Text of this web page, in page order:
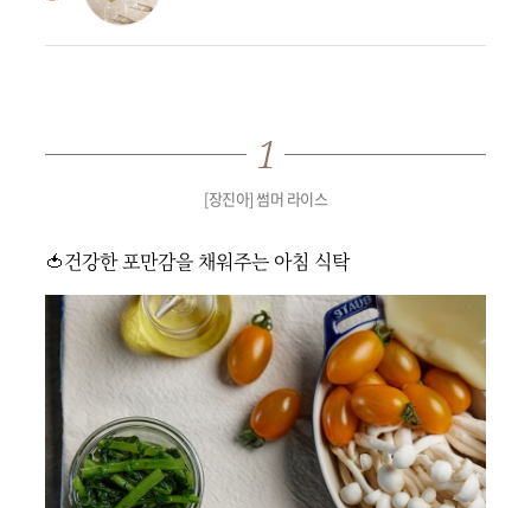
[장진아] 썸머 라이스
🍅건강한 포만감을 채워주는 아침 식탁